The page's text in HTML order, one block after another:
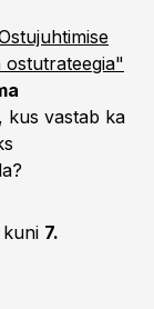
ostutrateegia"
kus vastab ka
kuni 7.